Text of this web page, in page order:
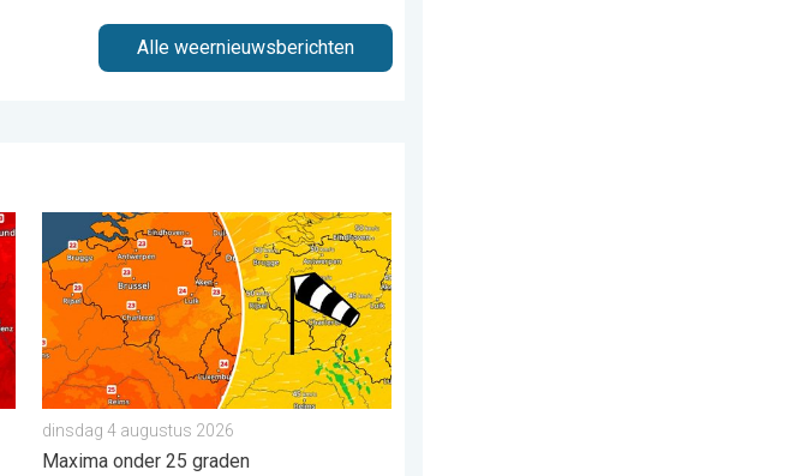
Alle weernieuwsberichten
maximaal 35 graden. . . dinsdag 28 juli 2026
Koeler weer op komst. Maxima onder 25 graden. . . dinsdag 4 augustus 2026
dinsdag 4 augustus 2026
Maxima onder 25 graden